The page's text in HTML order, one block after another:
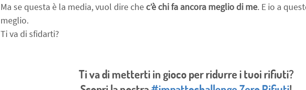
Ma se questa è la media, vuol dire che c’è chi fa ancora meglio di me. E io a
meglio.
Ti va di sfidarti?
Ti va di metterti in gioco per ridurre i tuoi rifiuti?